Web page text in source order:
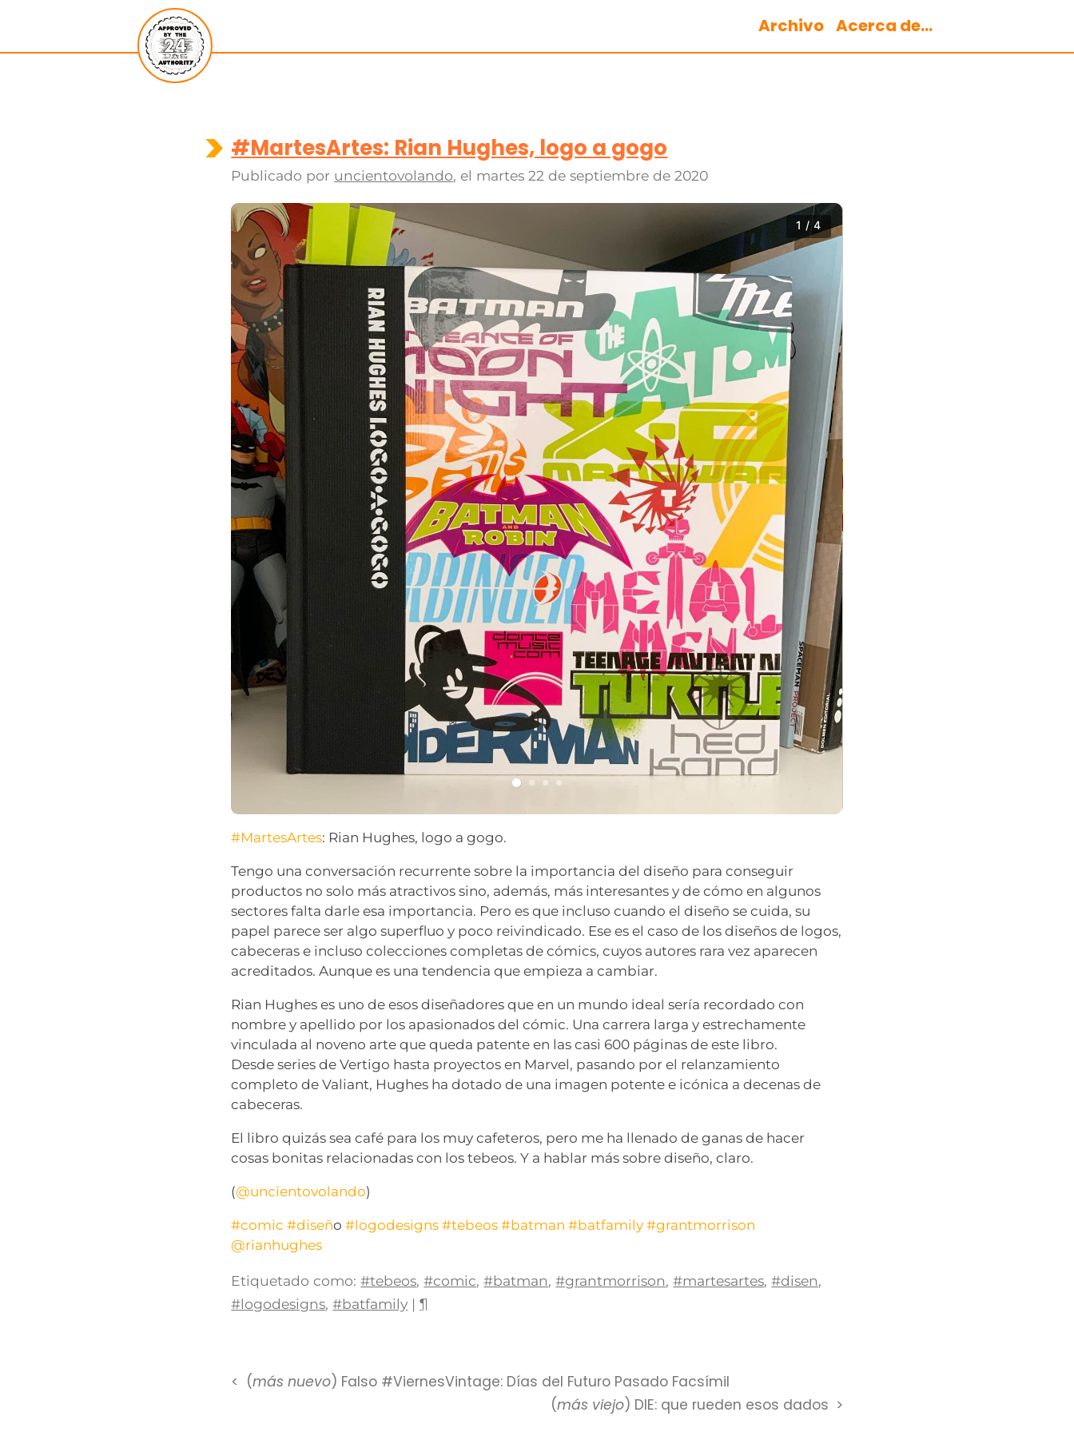
Archivo Acerca de...
#MartesArtes: Rian Hughes, logo a gogo
Publicado por uncientovolando, el martes 22 de septiembre de 2020
1 / 4
#MartesArtes: Rian Hughes, logo a gogo.
Tengo una conversación recurrente sobre la importancia del diseño para conseguir
productos no solo más atractivos sino, además, más interesantes y de cómo en algunos
sectores falta darle esa importancia. Pero es que incluso cuando el diseño se cuida, su
papel parece ser algo superfluo y poco reivindicado. Ese es el caso de los diseños de logos,
cabeceras e incluso colecciones completas de cómics, cuyos autores rara vez aparecen
acreditados. Aunque es una tendencia que empieza a cambiar.
Rian Hughes es uno de esos diseñadores que en un mundo ideal sería recordado con
nombre y apellido por los apasionados del cómic. Una carrera larga y estrechamente
vinculada al noveno arte que queda patente en las casi 600 páginas de este libro.
Desde series de Vertigo hasta proyectos en Marvel, pasando por el relanzamiento
completo de Valiant, Hughes ha dotado de una imagen potente e icónica a decenas de
cabeceras.
El libro quizás sea café para los muy cafeteros, pero me ha llenado de ganas de hacer
cosas bonitas relacionadas con los tebeos. Y a hablar más sobre diseño, claro.
(@uncientovolando)
#comic #diseño#logodesigns #tebeos #batman #batfamily #grantmorrison
@rianhughes
Etiquetado como: #tebeos,#comic,#batman,#grantmorrison,#martesartes,#disen,
#logodesigns,#batfamily |¶
(más nuevo) Falso #ViernesVintage: Días del Futuro Pasado Facsímil
(más viejo) DIE: que rueden esos dados